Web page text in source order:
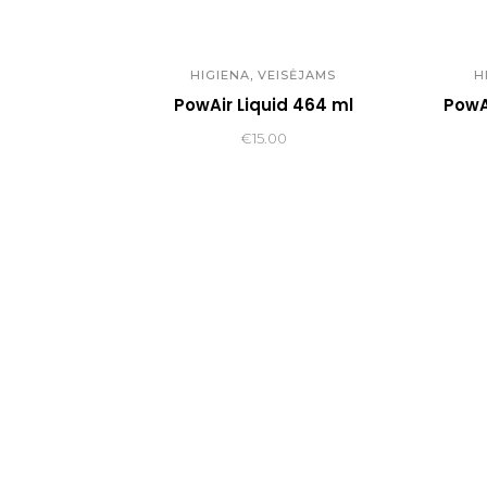
HIGIENA,VEISĖJAMS
PowAir Liquid 464 ml
€15.00